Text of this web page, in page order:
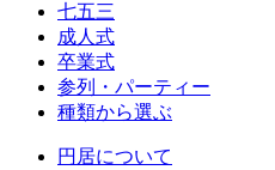
七五三
成人式
卒業式
参列・パーティー
種類から選ぶ
円居について